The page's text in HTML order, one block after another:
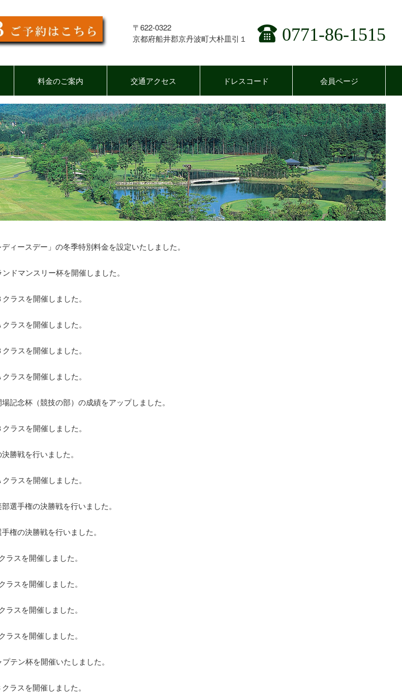
〒622-0322
京都府船井郡京丹波町大朴皿引１
0771-86-1515
料金のご案内 交通アクセス ドレスコード 会員ページ
競技成績
ディースデー」の冬季特別料金を設定いたしました。
ドマンスリー杯を開催しました。
ラスを開催しました。
ラスを開催しました。
ラスを開催しました。
ラスを開催しました。
記念杯（競技の部）の成績をアップしました。
ラスを開催しました。
勝戦を行いました。
ラスを開催しました。
選手権の決勝戦を行いました。
権の決勝戦を行いました。
ラスを開催しました。
ラスを開催しました。
ラスを開催しました。
ラスを開催しました。
テン杯を開催いたしました。
ラスを開催しました。